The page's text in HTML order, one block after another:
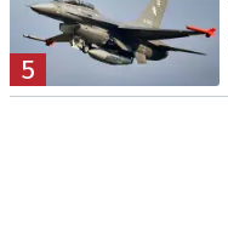
5